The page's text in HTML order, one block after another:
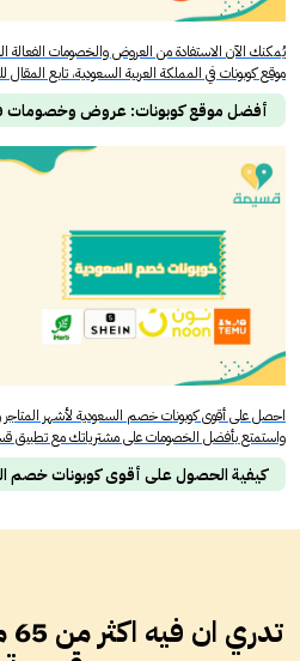
يُمكنك الآن الاستفادة من العروض والخصومات الفعالة
موقع كوبونات في المملكة العربية السعودية، تابع المقال
أفضل موقع كوبونات: عروض وخصومات
احصل على أقوى كوبونات خصم السعودية لأشهر المتاجر
واستمتع بأفضل الخصومات على مشترياتك مع تطبيق
كيفية الحصول على أقوى كوبونات خصم